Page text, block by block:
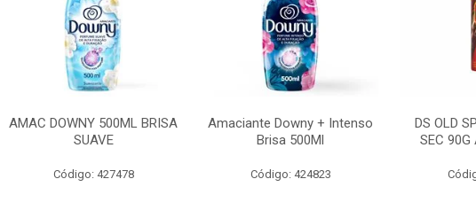
AMAC DOWNY 500ML BRISA
SUAVE
Código: 427478
Amaciante Downy + Intenso
Brisa 500Ml
Código: 424823
DS OLD
SEC 90G